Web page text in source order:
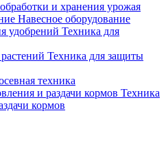
и хранения урожая
Навесное оборудование
Техника для
Техника для защиты
техника
Техника
кормов